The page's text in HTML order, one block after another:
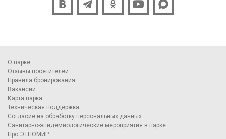
О парке
Отзывы посетителей
Правила бронирования
Вакансии
Карта парка
Техническая поддержка
Согласие на обработку персональных данных
Санитарно-эпидемиологические мероприятия в парке
Про ЭТНОМИР